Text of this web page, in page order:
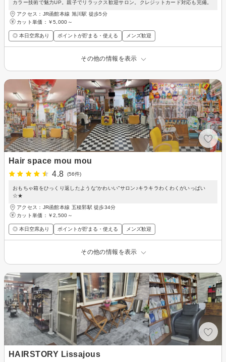
カラー技術で魅力UP。親子でリラックス歓迎サロン。クレジットカード対応も完備。
アクセス：JR函館本線 旭川駅 徒歩5分
カット単価： ￥5,000～
◎ 本日空席あり ポイントが貯まる・使える メンズ歓迎
その他の情報を表示
Hair space mou mou
4.8
(56件)
おもちゃ箱をひっくり返したような“かわいい”サロン♪キラキラわくわくがいっぱい
☆★
アクセス：JR函館本線 五稜郭駅 徒歩34分
カット単価： ￥2,500～
◎ 本日空席あり ポイントが貯まる・使える メンズ歓迎
その他の情報を表示
HAIRSTORY Lissajous